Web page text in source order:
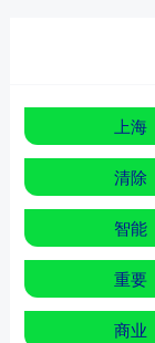
上海
清除
智能
重要
商业